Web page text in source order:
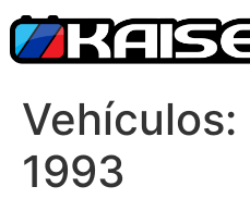
Vehículos:
1993